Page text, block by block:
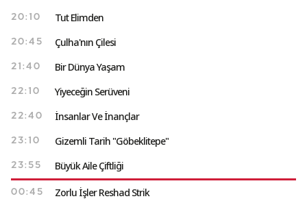
20:10 Tut Elimden
20:45 Çulha'nın Çilesi
21:40 Bir Dünya Yaşam
22:10 Yiyeceğin Serüveni
22:40 İnsanlar Ve İnançlar
23:10 Gizemli Tarih "Göbeklitepe"
23:55 Büyük Aile Çiftliği
00:45 Zorlu İşler Reshad Strik